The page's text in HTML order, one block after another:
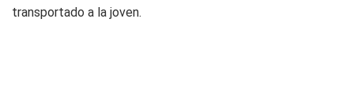
transportado a la joven.